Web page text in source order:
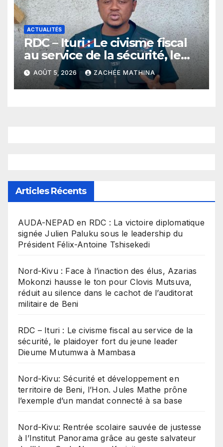
ACTUALITÉS
RDC – Ituri : Le civisme fiscal
au service de la sécurité, le
plaidoyer fort du jeune leader
Dieume Mutumwa à
Mambasa
AOÛT 5, 2026 ZACHÉE MATHINA
Articles Récents
​AUDA-NEPAD en RDC : La victoire diplomatique
signée Julien Paluku sous le leadership du
Président Félix-Antoine Tshisekedi
Nord-Kivu : Face à l’inaction des élus, Azarias
Mokonzi hausse le ton pour Clovis Mutsuva,
réduit au silence dans le cachot de l’auditorat
militaire de Beni
RDC – Ituri : Le civisme fiscal au service de la
sécurité, le plaidoyer fort du jeune leader
Dieume Mutumwa à Mambasa
Nord-Kivu: Sécurité et développement en
territoire de Beni, l’Hon. Jules Mathe prône
l’exemple d’un mandat connecté à sa base
Nord-Kivu: Rentrée scolaire sauvée de justesse
à l’Institut Panorama grâce au geste salvateur